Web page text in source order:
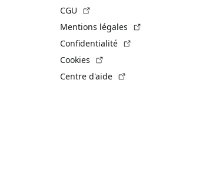
CGU
Mentions légales
Confidentialité
Cookies
Centre d'aide